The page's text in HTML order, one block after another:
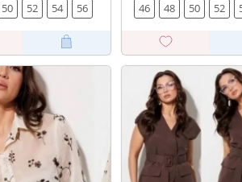
50 52 54 56
46
48 50 52